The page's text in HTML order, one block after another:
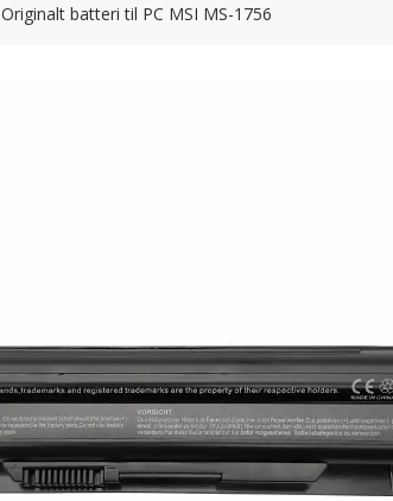
Originalt batteri til PC MSI MS-1756